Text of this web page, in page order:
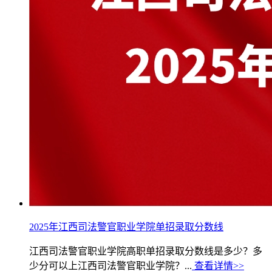
2025年江西司法警官职业学院单招录取分数线
江西司法警官职业学院高职单招录取分数线是多少？多
少分可以上江西司法警官职业学院？... 查看详情>>